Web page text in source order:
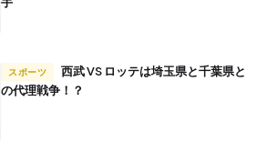
スポーツ
の代理戦争！？